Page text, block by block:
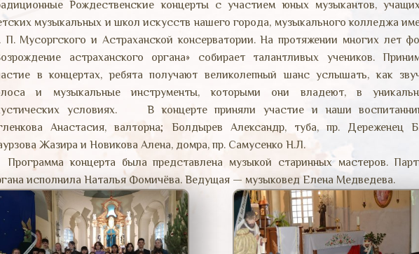
Рождественские концерты с участием юных музыкантов,
музыкальных и школ искусств нашего города, музыкального колледжа
П. Мусоргского и Астраханской консерватории. На протяжении многих лет
астраханского органа» собирает талантливых учеников.
в концертах, ребята получают великолепный шанс услышать, как
и музыкальные инструменты, которыми они владеют, в
условиях. В концерте приняли участие и наши
Анастасия, валторна; Болдырев Александр, туба, пр. Дереженец
Жазира и Новикова Алена, домра, пр. Самусенко Н.Л.
концерта была представлена музыкой старинных мастеров.
исполнила Наталья Фомичёва. Ведущая — музыковед Елена Медведева.